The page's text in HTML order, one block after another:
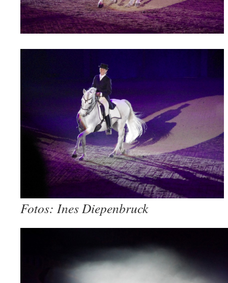
Fotos: Ines Diepenbruck